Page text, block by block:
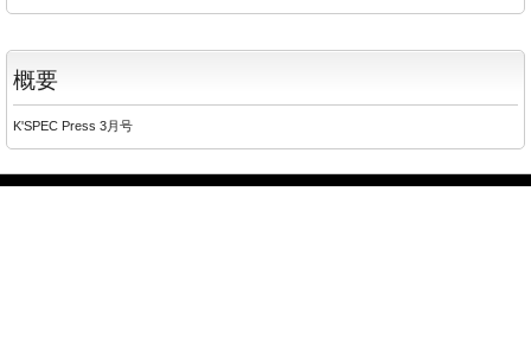
概要
K'SPEC Press 3月号